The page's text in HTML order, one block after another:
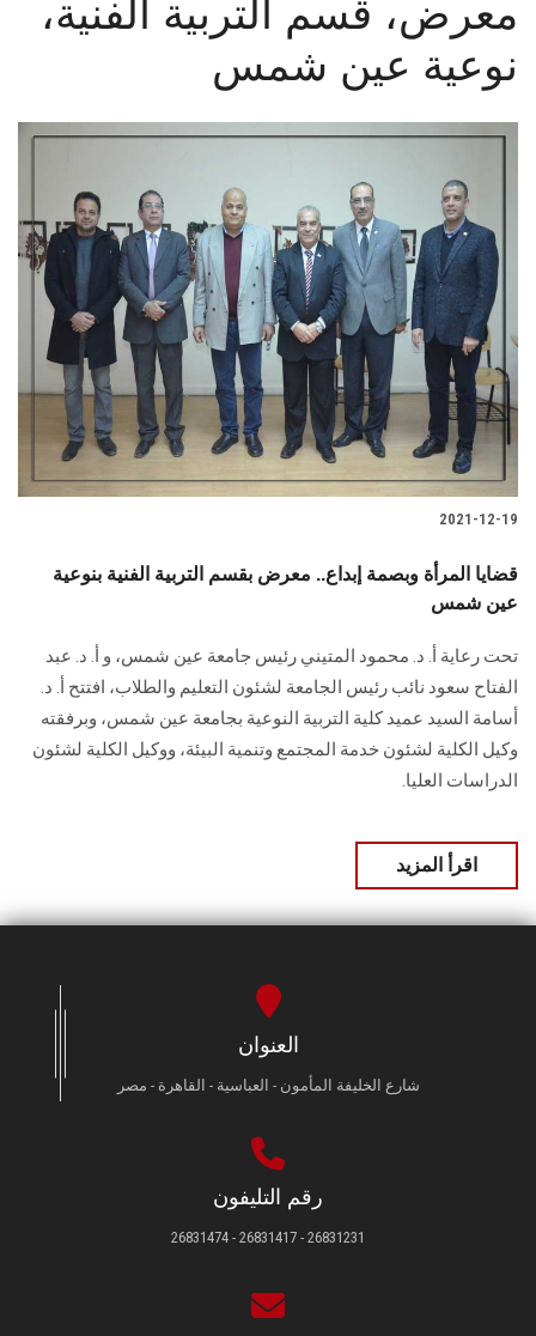
الأنظمة الذكية
الطلاب
هيئة التدريس
الدراسات العليا
الخريجين
الموظفون
معرض، قسم التربية الفنية،
نوعية عين شمس
2021-12-19
قضايا المرأة وبصمة إبداع.. معرض بقسم التربية الفنية بنوعية
عين شمس
تحت رعاية أ. د. محمود المتيني رئيس جامعة عين شمس، و أ. د. عبد
الفتاح سعود نائب رئيس الجامعة لشئون التعليم والطلاب، افتتح أ. د.
أسامة السيد عميد كلية التربية النوعية بجامعة عين شمس، وبرفقته
وكيل الكلية لشئون خدمة المجتمع وتنمية البيئة، ووكيل الكلية لشئون
الدراسات العليا.
اقرأ المزيد
العنوان
شارع الخليفة المأمون - العباسية - القاهرة - مصر
رقم التليفون
26831231 - 26831417 - 26831474